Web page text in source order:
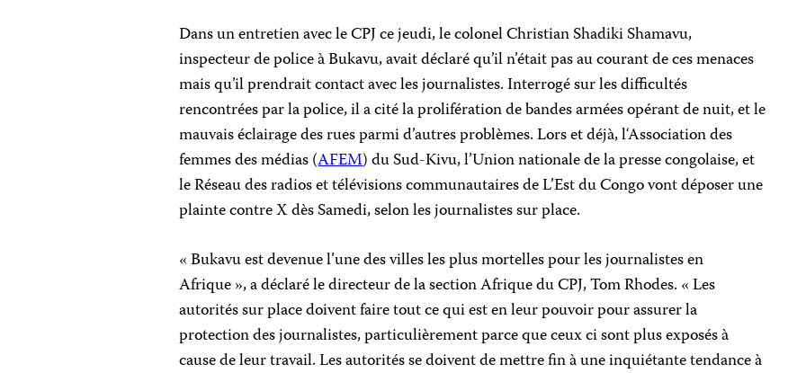
Dans un entretien avec le CPJ ce jeudi, le colonel Christian Shadiki Shamavu,
inspecteur de police à Bukavu, avait déclaré qu’il n’était pas au courant de ces menaces
mais qu’il prendrait contact avec les journalistes. Interrogé sur les difficultés
rencontrées par la police, il a cité la prolifération de bandes armées opérant de nuit, et le
mauvais éclairage des rues parmi d’autres problèmes.Lors et déjà, l‘Association des
femmes des médias (AFEM) du Sud-Kivu, l’Union nationale de la presse congolaise, et
leRéseaudes radios et télévisions communautaires de L’Est du Congo vont déposerune
plainte contre X dès Samedi, selon les journalistes sur place.
« Bukavu est devenue l’une des villes les plus mortelles pour les journalistes en
Afrique », a déclaré le directeur de la section Afrique du CPJ,Tom Rhodes. « Les
autorités sur place doivent faire tout ce qui est en leur pouvoir pour assurer la
protection des journalistes, particulièrement parce que ceux ci sont plus exposés à
cause de leur travail. Les autorités se doivent de mettre fin à une inquiétante tendance à